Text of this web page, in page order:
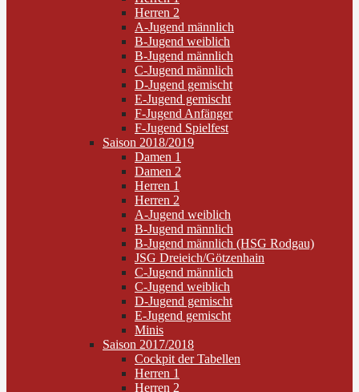
Herren 2
A-Jugend männlich
B-Jugend weiblich
B-Jugend männlich
C-Jugend männlich
D-Jugend gemischt
E-Jugend gemischt
F-Jugend Anfänger
F-Jugend Spielfest
Saison 2018/2019
Damen 1
Damen 2
Herren 1
Herren 2
A-Jugend weiblich
B-Jugend männlich
B-Jugend männlich (HSG Rodgau)
JSG Dreieich/Götzenhain
C-Jugend männlich
C-Jugend weiblich
D-Jugend gemischt
E-Jugend gemischt
Minis
Saison 2017/2018
Cockpit der Tabellen
Herren 1
Herren 2